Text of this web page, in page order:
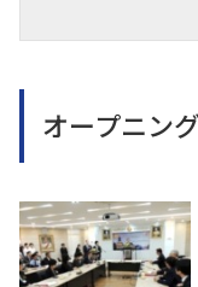
オープニン